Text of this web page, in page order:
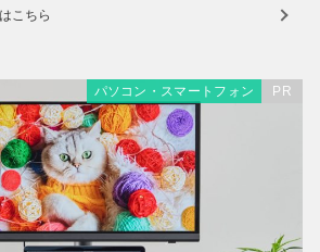
こちら
パソコン・スマートフォン PR